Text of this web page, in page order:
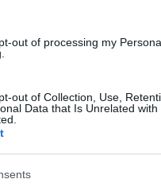
out of processing my
out of Collection, Use,
Data that Is Unrelated